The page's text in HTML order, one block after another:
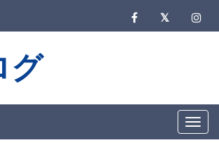
グ
T
o